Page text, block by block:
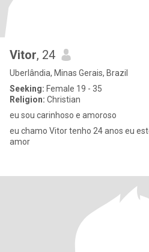
Vitor, 24
Uberlândia, Minas Gerais, Brazil
Seeking: Female 19 - 35
Religion: Christian
eu sou carinhoso e amoroso
eu chamo Vitor tenho 24 anos eu
amor